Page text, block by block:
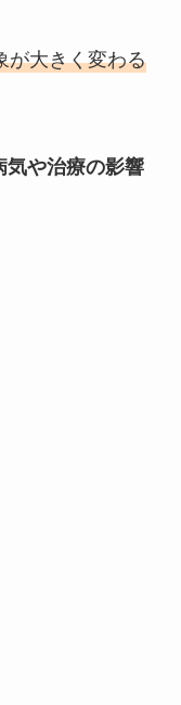
が大きく変わる
気や治療の影響